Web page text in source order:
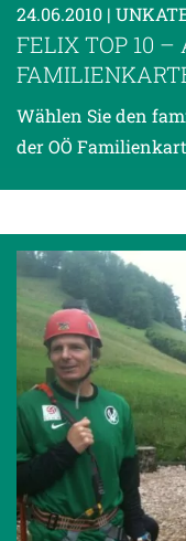
24.06.2010 |
FELIX TOP 10 –
Wählen Sie den
der OÖ